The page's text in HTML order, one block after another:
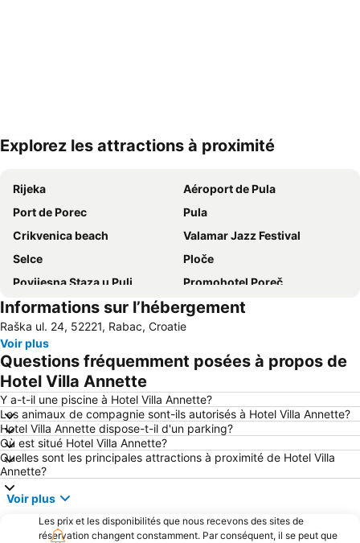
Explorez les attractions à proximité
Rijeka
Aéroport de Pula
Port de Porec
Pula
Crikvenica beach
Valamar Jazz Festival
Selce
Ploče
Povijesna Staza u Puli
Promohotel Poreč
Centre Ville de Cres
Icici
Aéroport de Rijeka
Malinska
Bazeni Kantrida
Autobusna postaja Rijeka
Camping Krk
Stare Miasto
Istra Funtana
Delfin
FKK Ulika
Maslinica
Port de Volosko
Marina Punat
Port Méridional d'Andana
Informations sur l’hébergement
Raška ul. 24, 52221, Rabac, Croatie
Voir plus
Questions fréquemment posées à propos de
Hotel Villa Annette
Y a-t-il une piscine à Hotel Villa Annette?
Les animaux de compagnie sont-ils autorisés à Hotel Villa Annette?
Hotel Villa Annette dispose-t-il d'un parking?
Où est situé Hotel Villa Annette?
Quelles sont les principales attractions à proximité de Hotel Villa
Annette?
Voir plus
Les prix et les disponibilités que nous recevons des sites de
réservation changent constamment. Par conséquent, il se peut que